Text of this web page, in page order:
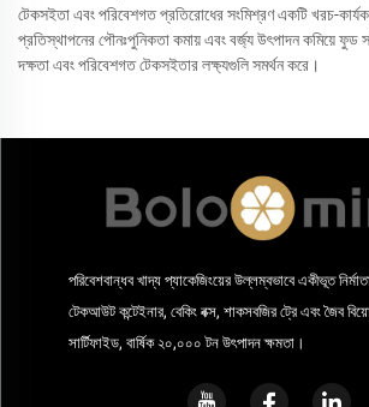
টেকসইতা এবং পরিবেশগত প্রতিরোধের সংমিশ্রণ একটি খরচ-
প্রতিস্থাপনের পৌনঃপুনিকতা কমায় এবং বর্জ্য উৎপাদন কমিয়ে ফুড
দক্ষতা এবং পরিবেশগত টেকসইতার লক্ষ্যগুলি সমর্থন করে।
পরিবেশবান্ধব খাদ্য প্যাকেজিংয়ের উল্লম্বভাবে একীভূত
টেকআউট কন্টেইনার, বেকিং বক্স, শাকসবজির ট্রে এবং জৈব
সার্টিফাইড, বার্ষিক ২০,০০০ টন উৎপাদন ক্ষমতা।